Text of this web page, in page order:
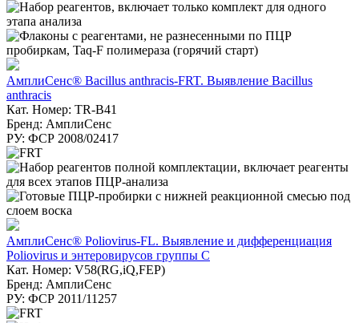
АмплиСенс® Bacillus anthracis-FRT. Выявление Bacillus
anthracis
Кат. Номер: TR-B41
Бренд: АмплиСенс
РУ: ФСР 2008/02417
АмплиСенс® Poliovirus-FL. Выявление и дифференциация
Poliovirus и энтеровирусов группы C
Кат. Номер: V58(RG,iQ,FEP)
Бренд: АмплиСенс
РУ: ФСР 2011/11257